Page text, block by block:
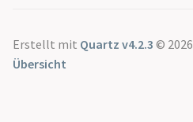
Erstellt mit Quartz v4.2.3 © 2026
Übersicht